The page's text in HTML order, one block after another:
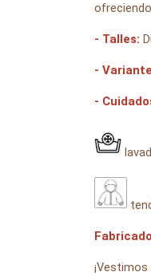
- Talles:
-
-